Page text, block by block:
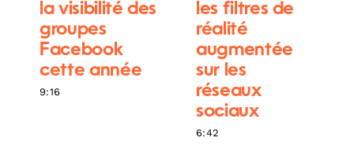
la visibilité des
groupes
Facebook
cette année
9:16
les filtres de
réalité
augmentée
sur les
réseaux
sociaux
6:42